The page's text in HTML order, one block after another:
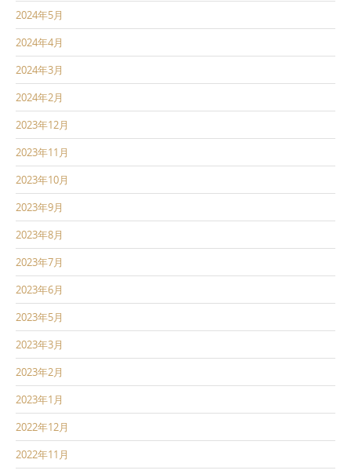
2024年5月
2024年4月
2024年3月
2024年2月
2023年12月
2023年11月
2023年10月
2023年9月
2023年8月
2023年7月
2023年6月
2023年5月
2023年3月
2023年2月
2023年1月
2022年12月
2022年11月